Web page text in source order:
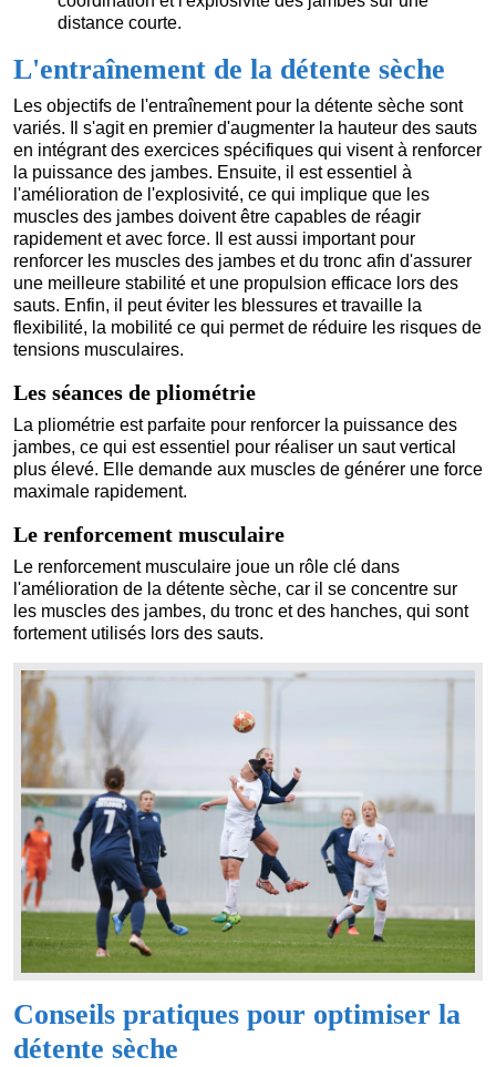
distance courte.
L'entraînement de la détente sèche
Les objectifs de l'entraînement pour la détente sèche sont
variés. Il s'agit en premier d'augmenter la hauteur des sauts
en intégrant des exercices spécifiques qui visent à renforcer
la puissance des jambes. Ensuite, il est essentiel à
l'amélioration de l'explosivité, ce qui implique que les
muscles des jambes doivent être capables de réagir
rapidement et avec force. Il est aussi important pour
renforcer les muscles des jambes et du tronc afin d'assurer
une meilleure stabilité et une propulsion efficace lors des
sauts. Enfin, il peut éviter les blessures et travaille la
flexibilité, la mobilité ce qui permet de réduire les risques de
tensions musculaires.
Les séances de pliométrie
La pliométrie est parfaite pour renforcer la puissance des
jambes, ce qui est essentiel pour réaliser un saut vertical
plus élevé. Elle demande aux muscles de générer une force
maximale rapidement.
Le renforcement musculaire
Le renforcement musculaire joue un rôle clé dans
l'amélioration de la détente sèche, car il se concentre sur
les muscles des jambes, du tronc et des hanches, qui sont
fortement utilisés lors des sauts.
Conseils pratiques pour optimiser la
détente sèche